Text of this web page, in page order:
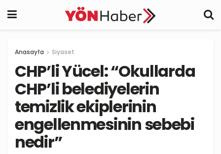
Anasayfa Siyaset
CHP’li Yücel: “Okullarda
CHP’li belediyelerin
temizlik ekiplerinin
engellenmesinin sebebi
nedir”